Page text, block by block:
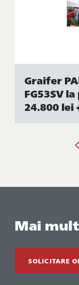
Graifer
FG53SV
24.800 lei
Mai
SOLICITARE